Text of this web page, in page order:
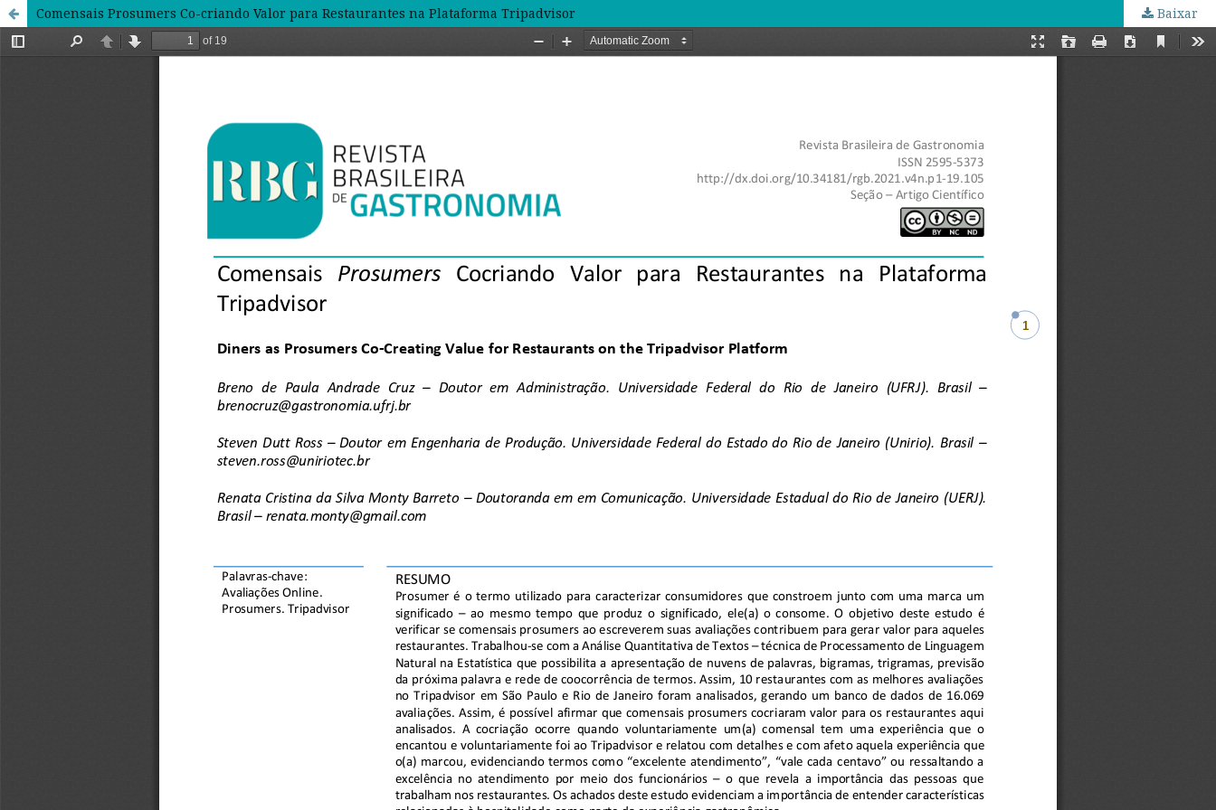
Comensais Prosumers Co-criando Valor para Restaurantes na Plataforma Tripadvisor Baixar